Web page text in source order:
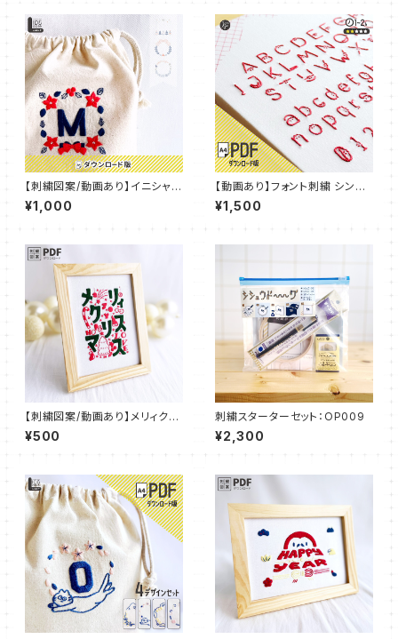
【刺繍図案/動画あり】イニシャル
デコ 刺繍 IDEable LIGHT ク
リスマス’24：IDL_P01
¥1,000
【動画あり】フォント刺繍 シンプ
ルねこフォント 【PDFダウンロー
ド】：FNT_P001
¥1,500
【刺繍図案/動画あり】メリィクリ
スマス 【PDFダウンロード】 ：P
DF_P02
¥500
刺繍スターターセット：OP009
¥2,300